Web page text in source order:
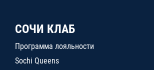
СОЧИ КЛАБ
Программа лояльности
Sochi Queens